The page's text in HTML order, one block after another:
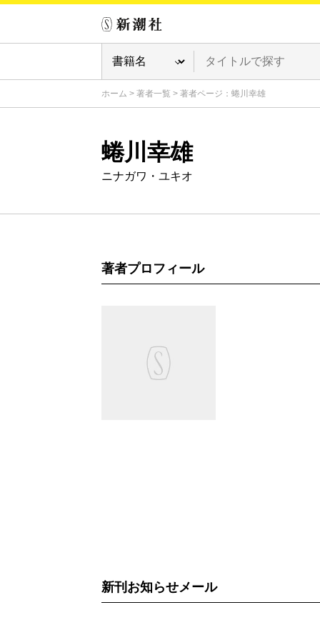
ホーム > 著者一覧 > 著者ページ：蜷川幸雄
蜷川幸雄
ニナガワ・ユキオ
著者プロフィール
新刊お知らせメール